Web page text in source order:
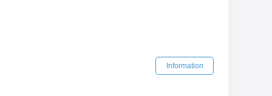
Information